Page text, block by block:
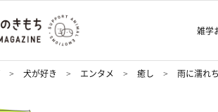
雑学
犬が好き エンタメ 癒し 雨に濡れ